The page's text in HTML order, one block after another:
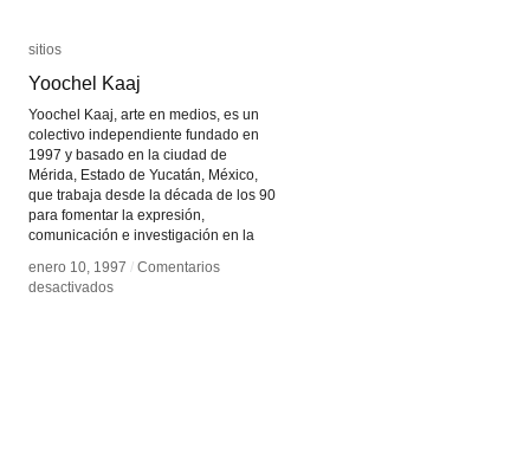
sitios
Yoochel Kaaj
Yoochel Kaaj, arte en medios, es un
colectivo independiente fundado en
1997 y basado en la ciudad de
Mérida, Estado de Yucatán, México,
que trabaja desde la década de los 90
para fomentar la expresión,
comunicación e investigación en la
enero 10, 1997 / Comentarios
desactivadosen
sitios
Yoochel Kaaj
enero 10, 1997 / Comentarios
desactivadosen